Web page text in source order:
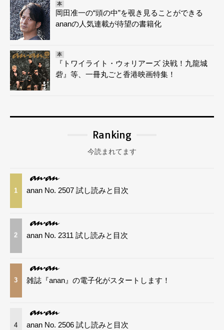
本
岡田准一の“頭の中”を覗き見ることができる
ananの人気連載が待望の書籍化
本
『トワイライト・ウォリアーズ 決戦！九龍城
砦』等、一冊丸ごと香港映画特集！
Ranking
今読まれてます
1 anan No. 2507 試し読みと目次
2 anan No. 2311 試し読みと目次
3 雑誌『anan』の電子化がスタートします！
4 anan No. 2506 試し読みと目次